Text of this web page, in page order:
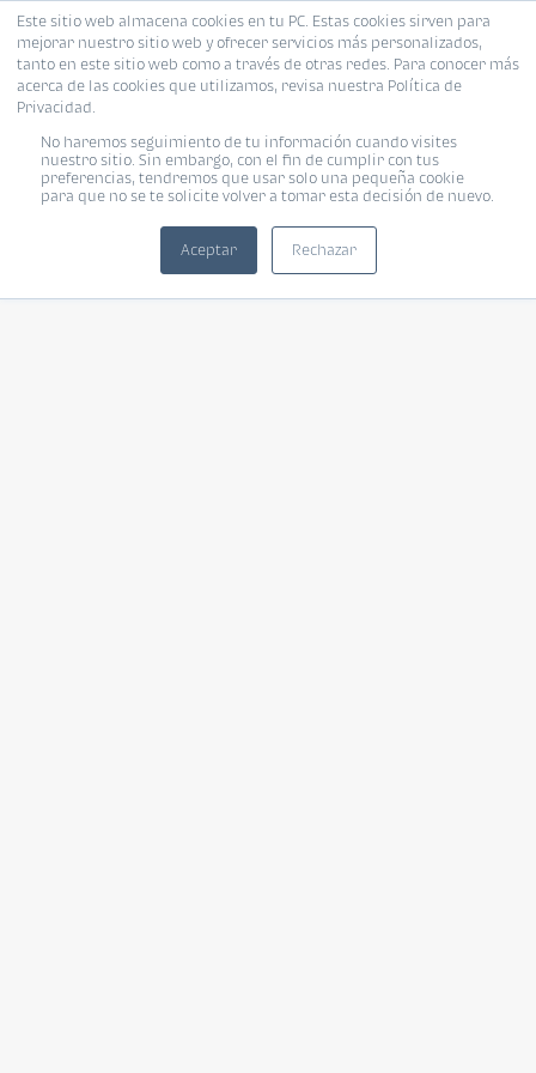
Este sitio web almacena cookies en tu PC. Estas cookies sirven para
mejorar nuestro sitio web y ofrecer servicios más personalizados,
tanto en este sitio web como a través de otras redes. Para conocer más
acerca de las cookies que utilizamos, revisa nuestra Política de
Privacidad.
No haremos seguimiento de tu información cuando visites
nuestro sitio. Sin embargo, con el fin de cumplir con tus
preferencias, tendremos que usar solo una pequeña cookie
para que no se te solicite volver a tomar esta decisión de nuevo.
Aceptar Rechazar